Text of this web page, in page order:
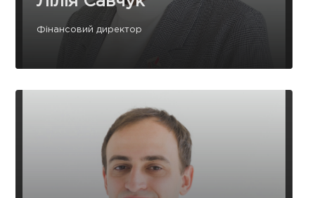
Фінансовий директор